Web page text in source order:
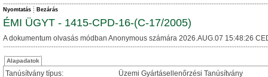
Nyomtatás Bezárás
ÉMI ÜGYT - 1415-CPD-16-(C-17/2005)
A dokumentum olvasás módban Anonymous számára 2026.AUG.07 15:48:26
Alapadatok
Tanúsítvány típus:
Üzemi Gyártásellenőrzési Tanúsítvány